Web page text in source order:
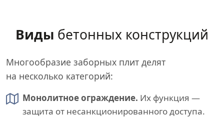
Виды бетонных конструкций
Многообразие заборных плит делят
на несколько категорий:
Монолитное ограждение. Их функция —
защита от несанкционированного доступа.